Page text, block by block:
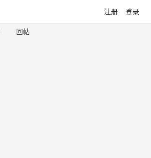
注册 登录
回帖